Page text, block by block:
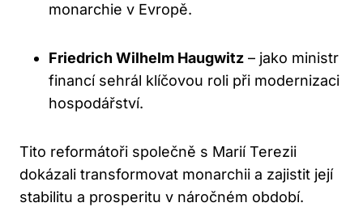
monarchie v Evropě.
Friedrich Wilhelm Haugwitz – jako ministr
financí sehrál klíčovou roli při modernizaci
hospodářství.
Tito reformátoři společně s Marií Terezii
dokázali transformovat monarchii a zajistit její
stabilitu a prosperitu v náročném období.